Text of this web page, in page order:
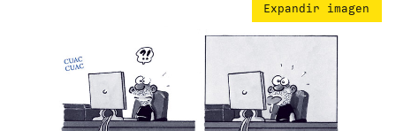
Expandir imagen